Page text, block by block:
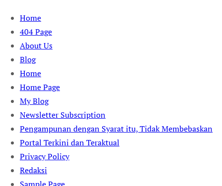
Skip
content
Home
404 Page
About Us
Blog
Home
Home Page
My Blog
Newsletter Subscription
Pengampunan dengan Syarat itu, Tidak Membebaskan
Portal Terkini dan Teraktual
Privacy Policy
Redaksi